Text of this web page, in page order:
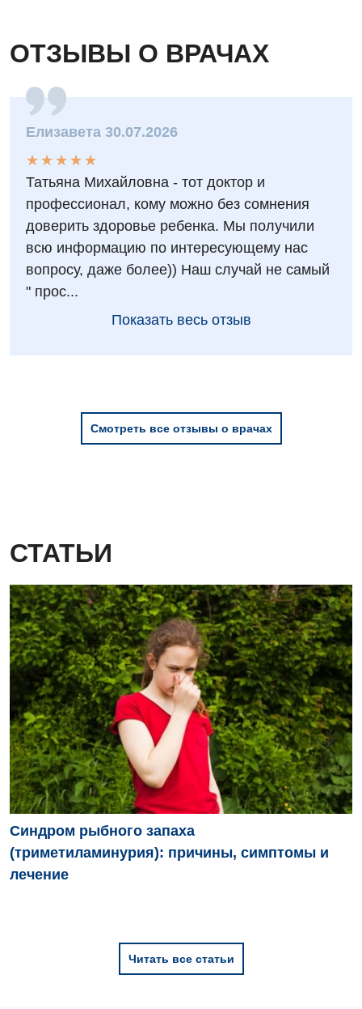
Детская урология
Детская хирургия
Детская эндокринология
ОТЗЫВЫ О ВРАЧАХ
Елизавета 30.07.2026
★
★
★
★
★
★ ★ ★ ★ ★
Татьяна Михайловна - тот доктор и
профессионал, кому можно без сомнения
доверить здоровье ребенка. Мы получили
всю информацию по интересующему нас
вопросу, даже более)) Наш случай не самый
" прос...
Показать весь отзыв
Смотреть все отзывы о врачах
СТАТЬИ
Синдром рыбного запаха
(триметиламинурия): причины, симптомы и
лечение
Читать все статьи